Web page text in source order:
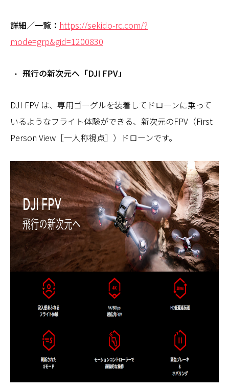
詳細／一覧： https://sekido-rc.com/?
mode=grp&gid=1200830
飛行の新次元へ「DJI FPV」
DJI FPV は、専用ゴーグルを装着してドローンに乗って
いるようなフライト体験ができる、新次元のFPV（First
Person View［一人称視点］）ドローンです。